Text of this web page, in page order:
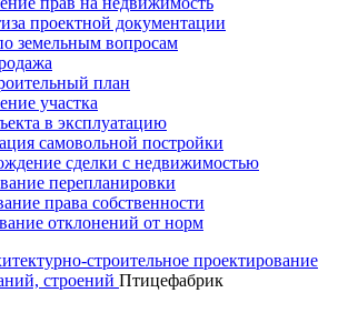
проектной документации
земельным вопросам
план
участка
в эксплуатацию
самовольной постройки
сделки с недвижимостью
перепланировки
права собственности
отклонений от норм
строительное проектирование
строений Птицефабрик